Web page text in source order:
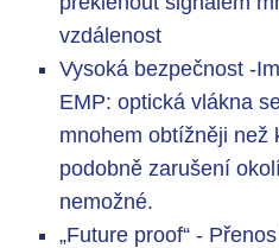
vzdálenost
Vysoká bezpečnost -
EMP: optická vlákna
mnohem obtížněji než
podobně zarušení
nemožné.
„Future proof“ -